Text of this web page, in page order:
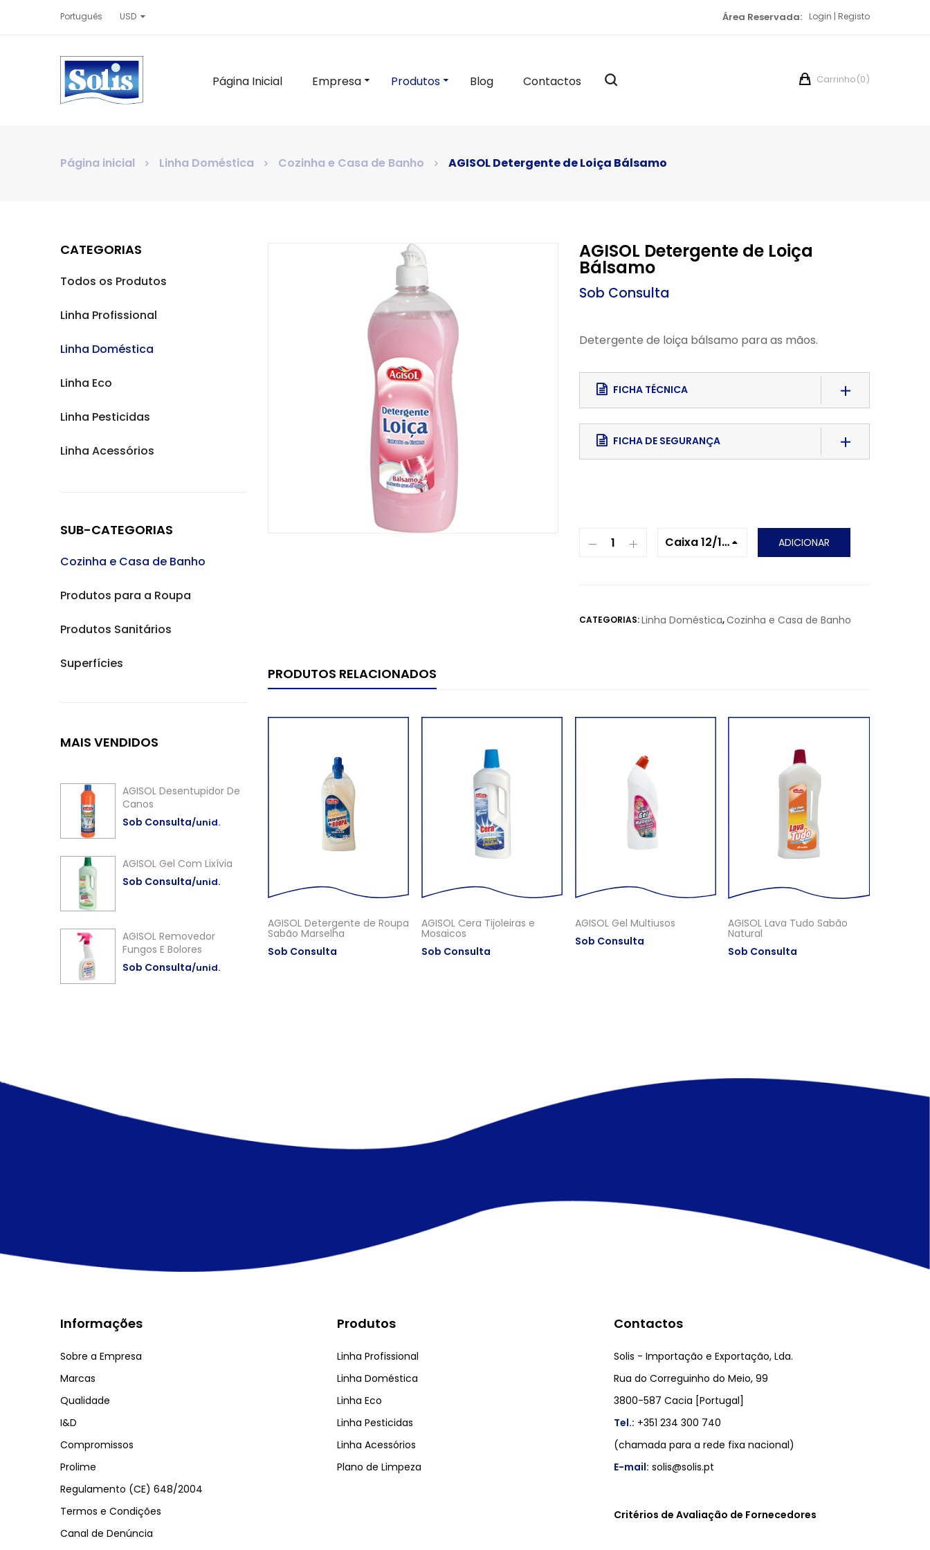
Português USD Área Reservada: Login Registo
Página Inicial Empresa Produtos Blog Contactos Carrinho(0)
Página inicial Linha Doméstica Cozinha e Casa de Banho AGISOL Detergente de Loiça Bálsamo
CATEGORIAS
Todos os Produtos
Linha Profissional
Linha Doméstica
Linha Eco
Linha Pesticidas
Linha Acessórios
SUB-CATEGORIAS
Cozinha e Casa de Banho
Produtos para a Roupa
Produtos Sanitários
Superfícies
MAIS VENDIDOS
AGISOL Desentupidor De
Canos
Sob Consulta/unid.
AGISOL Gel Com Lixívia
Sob Consulta/unid.
AGISOL Removedor
Fungos E Bolores
Sob Consulta/unid.
AGISOL Detergente de Loiça
Bálsamo
Sob Consulta
Detergente de loiça bálsamo para as mãos.
FICHA TÉCNICA
FICHA DE SEGURANÇA
Caixa 12/1
ADICIONAR
CATEGORIAS:Linha Doméstica,Cozinha e Casa de Banho
PRODUTOS RELACIONADOS
AGISOL Detergente de Roupa
Sabão Marselha
Sob Consulta
AGISOL Cera Tijoleiras e
Mosaicos
Sob Consulta
AGISOL Gel Multiusos
Sob Consulta
AGISOL Lava Tudo Sabão
Natural
Sob Consulta
Informações
Sobre a Empresa
Marcas
Qualidade
I&D
Compromissos
Prolime
Regulamento (CE) 648/2004
Termos e Condições
Canal de Denúncia
Produtos
Linha Profissional
Linha Doméstica
Linha Eco
Linha Pesticidas
Linha Acessórios
Plano de Limpeza
Contactos
Solis - Importação e Exportação, Lda.
Rua do Correguinho do Meio, 99
3800-587 Cacia [Portugal]
Tel.: +351 234 300 740
(chamada para a rede fixa nacional)
E-mail: solis@solis.pt
Critérios de Avaliação de Fornecedores